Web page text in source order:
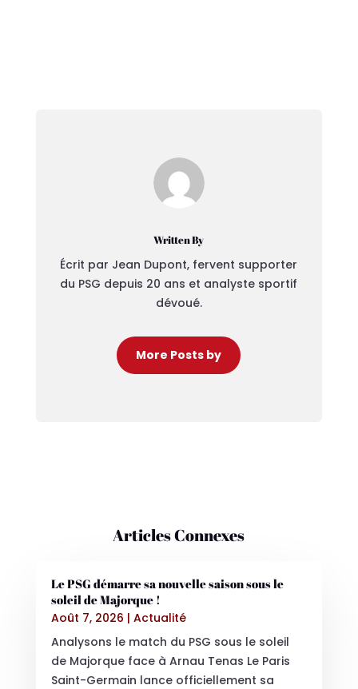
Written By
Écrit par Jean Dupont, fervent supporter
du PSG depuis 20 ans et analyste sportif
dévoué.
More Posts by
Articles Connexes
Le PSG démarre sa nouvelle saison sous le
soleil de Majorque !
Août 7, 2026 | Actualité
Analysons le match du PSG sous le soleil
de Majorque face à Arnau Tenas Le Paris
Saint-Germain lance officiellement sa